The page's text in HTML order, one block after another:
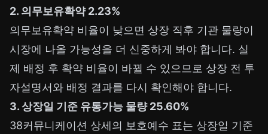
2. 의무보유확약 2.23%
의무보유확약 비율이 낮으면 상장 직후 기관 물량이
시장에 나올 가능성을 더 신중하게 봐야 합니다. 실
제 배정 후 확약 비율이 바뀔 수 있으므로 상장 전 투
자설명서와 배정 결과를 다시 확인해야 합니다.
3. 상장일 기준 유통가능 물량 25.60%
38커뮤니케이션 상세의 보호예수 표는 상장일 기준